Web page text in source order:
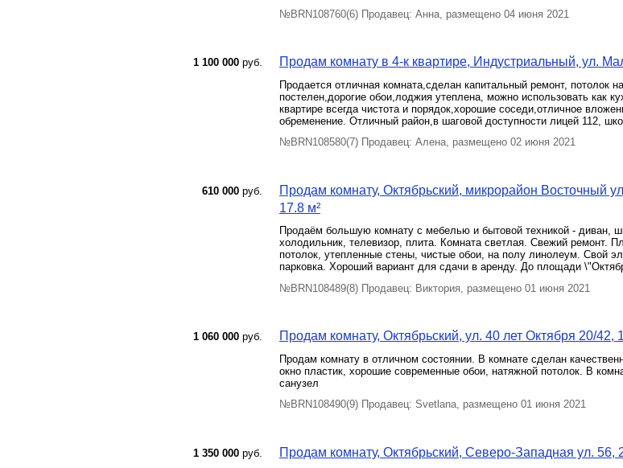
№BRN108760(6) Продавец: Анна, размещено 04 июня 2021
1 100 000 руб. Продам комнату в 4-к квартире, Индустриальный, ул.
Продается отличная комната,сделан капитальный ремонт, потолок
постелен,дорогие обои,лоджия утеплена, можно использовать как
квартире всегда чистота и порядок,хорошие соседи,отличное
обременение. Отличный район,в шаговой доступности лицей 112,
№BRN108580(7) Продавец: Алена, размещено 02 июня 2021
610 000 руб.
Продам комнату, Октябрьский, микрорайон Восточный
17.8 м²
Продаём большую комнату с мебелью и бытовой техникой - диван,
холодильник, телевизор, плита. Комната светлая. Свежий ремонт.
потолок, утепленные стены, чистые обои, на полу линолеум. Свой
парковка. Хороший вариант для сдачи в аренду. До площади
№BRN108489(8) Продавец: Виктория, размещено 01 июня 2021
1 060 000 руб. Продам комнату, Октябрьский, ул. 40 лет Октября 20/42,
Продам комнату в отличном состоянии. В комнате сделан
окно пластик, хорошие современные обои, натяжной потолок. В
санузел
№BRN108490(9) Продавец: Svetlana, размещено 01 июня 2021
1 350 000 руб. Продам комнату, Октябрьский, Северо-Западная ул. 56,